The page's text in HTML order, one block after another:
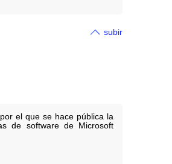
subir
el que se hace pública la
de software de Microsoft